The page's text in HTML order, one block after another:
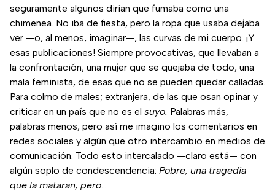
seguramente algunos dirían que fumaba como una
chimenea. No iba de fiesta, pero la ropa que usaba dejaba
ver —o, al menos, imaginar—, las curvas de mi cuerpo. ¡Y
esas publicaciones! Siempre provocativas, que llevaban a
la confrontación; una mujer que se quejaba de todo, una
mala feminista, de esas que no se pueden quedar calladas.
Para colmo de males; extranjera, de las que osan opinar y
criticar en un país que no es el suyo. Palabras más,
palabras menos, pero así me imagino los comentarios en
redes sociales y algún que otro intercambio en medios de
comunicación. Todo esto intercalado —claro está— con
algún soplo de condescendencia: Pobre, una tragedia
que la mataran, pero…